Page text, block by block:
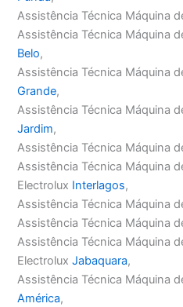
Assistência Técnica Máquina
Assistência Técnica Máquina
Belo,
Assistência Técnica Máquina
Grande,
Assistência Técnica Máquina
Jardim,
Assistência Técnica Máquina
Assistência Técnica Máquina
Electrolux Interlagos,
Assistência Técnica Máquina
Assistência Técnica Máquina
Assistência Técnica Máquina
ElectroluxJabaquara,
Assistência Técnica Máquina
América,